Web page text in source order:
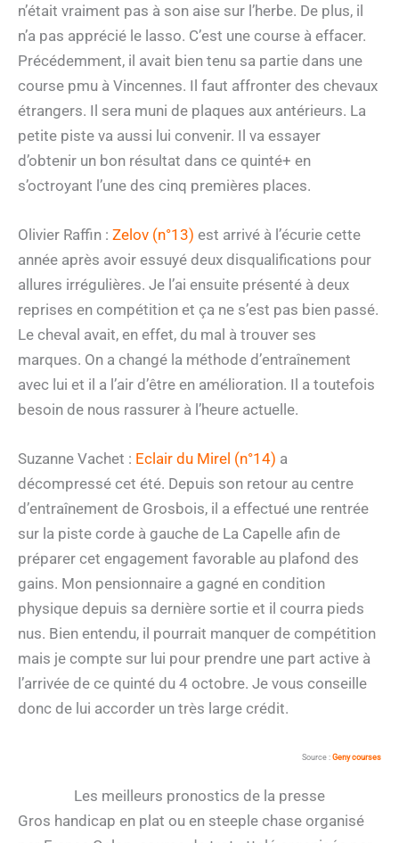
n’était vraiment pas à son aise sur l’herbe. De plus, il
n’a pas apprécié le lasso. C’est une course à effacer.
Précédemment, il avait bien tenu sa partie dans une
course pmu à Vincennes. Il faut affronter des chevaux
étrangers. Il sera muni de plaques aux antérieurs. La
petite piste va aussi lui convenir. Il va essayer
d’obtenir un bon résultat dans ce quinté+ en
s’octroyant l’une des cinq premières places.
Olivier Raffin : Zelov (n°13) est arrivé à l’écurie cette
année après avoir essuyé deux disqualifications pour
allures irrégulières. Je l’ai ensuite présenté à deux
reprises en compétition et ça ne s’est pas bien passé.
Le cheval avait, en effet, du mal à trouver ses
marques. On a changé la méthode d’entraînement
avec lui et il a l’air d’être en amélioration. Il a toutefois
besoin de nous rassurer à l’heure actuelle.
Suzanne Vachet : Eclair du Mirel (n°14) a
décompressé cet été. Depuis son retour au centre
d’entraînement de Grosbois, il a effectué une rentrée
sur la piste corde à gauche de La Capelle afin de
préparer cet engagement favorable au plafond des
gains. Mon pensionnaire a gagné en condition
physique depuis sa dernière sortie et il courra pieds
nus. Bien entendu, il pourrait manquer de compétition
mais je compte sur lui pour prendre une part active à
l’arrivée de ce quinté du 4 octobre. Je vous conseille
donc de lui accorder un très large crédit.
Source : Geny courses
Les meilleurs pronostics de la presse
Gros handicap en plat ou en steeple chase organisé